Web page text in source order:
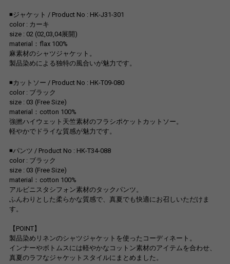
◾️ジャケット / Product No : HK-J31-301
color : カーキ
size : 02 (02,03,04展開)
material：flax 100%
麻素材のシャツジャケット。
製品染めによる独特の風合いが魅力です。
◾️カットソー / Product No : HK-T09-080
color : ブラック
size : 03 (Free Size)
material：cotton 100%
強撚ハイウェット天竺素材のフラシポケットカットソー。
軽やかでドライな質感が魅力です。
◾️パンツ / Product No : HK-T34-088
color : ブラック
size : 03 (Free Size)
material：cotton 100%
アルビニスタシフォン素材のタックパンツ。
ふんわりとした柔らかな質感で、真夏でも快適にお召しいただけま
す。
【POINT】
製品染めリネンのシャツジャケットを使ったコーディネート。
インナーやボトムスには軽やかなコットン素材のアイテムを合わせ、
真夏のラフなジャケットスタイルにまとめました。